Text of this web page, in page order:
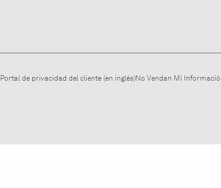
Portal de privacidad del cliente (en inglés)No Vendan Mi